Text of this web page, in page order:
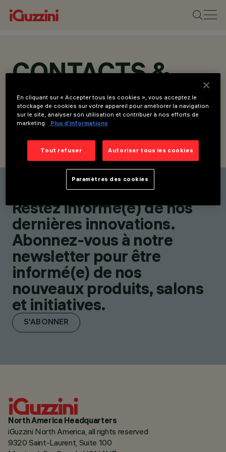
CONTACTS &
LOCATIONS
NOS REPRÉSENTANTS ÉCRIVEZ-NOUS
Trouvez un représentants
Restez informé(e) de nos
dernières innovations.
Abonnez-vous à notre
newsletter pour être
informé(e) de nos
nouveaux produits, salons
et initiatives.
S'ABONNER
North America Headquarters
iGuzzini North America, all rights reserved
9320 Saint-Laurent, Suite 100
En cliquant sur « Accepter tous les cookies », vous acceptez le
stockage de cookies sur votre appareil pour améliorer la navigation
sur le site, analyser son utilisation et contribuer à nos efforts de
marketing.
Plus d’informations
Tout refuser Autoriser tous les cookies
Paramètres des cookies